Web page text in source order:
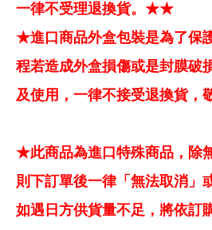
一律不受理退換貨。★★
★進口商品外盒包裝是為了保
程若造成外盒損傷或是封膜破
及使用，一律不接受退換貨，
★此商品為進口特殊商品，除
則下訂單後一律「無法取消」
如遇日方供貨量不足，將依訂